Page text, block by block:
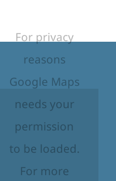
For privacy
reasons
Google Maps
needs your
permission
to be loaded.
For more